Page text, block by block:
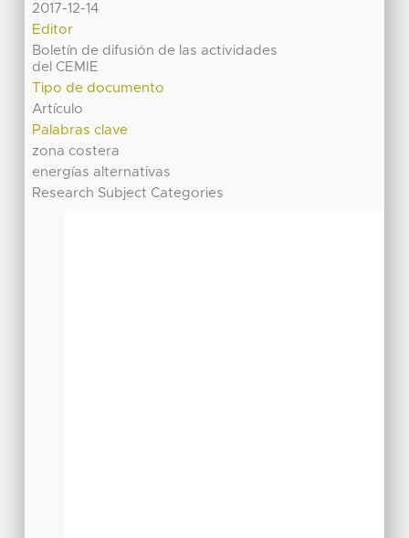
2017-12-14
Editor
Boletín de difusión de las actividades
del CEMIE
Tipo de documento
Artículo
Palabras clave
zona costera
energías alternativas
Research Subject Categories